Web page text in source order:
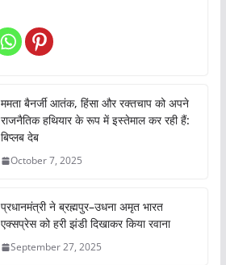
ममता बैनर्जी आतंक, हिंसा और रक्तचाप को अपने
राजनैतिक हथियार के रूप में इस्तेमाल कर रही हैं:
बिप्लब देब
October 7, 2025
प्रधानमंत्री ने ब्रह्मपुर–उधना अमृत भारत
एक्सप्रेस को हरी झंडी दिखाकर किया रवाना
September 27, 2025